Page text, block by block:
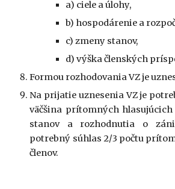
a) ciele a úlohy,
b) hospodárenie a
c) zmeny stanov,
d) výška členských
Formou rozhodovania VZ je
Na prijatie uznesenia VZ je
väčšina prítomných hlasujúcich
stanov a rozhodnutia o
potrebný súhlas 2/3 počtu
členov.